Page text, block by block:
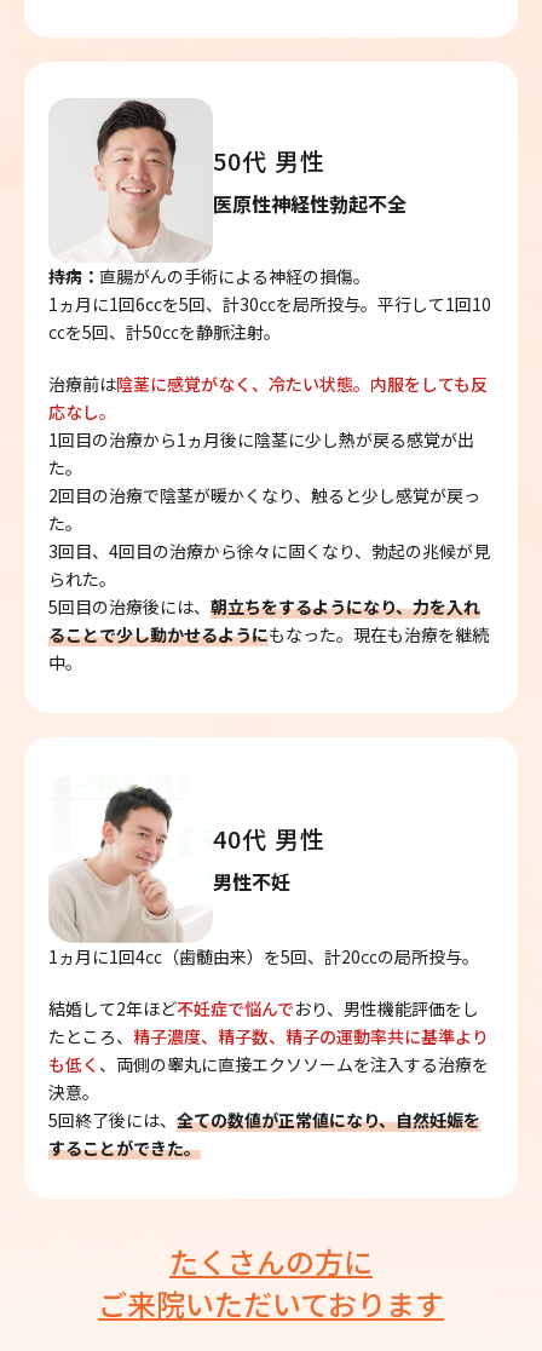
50代 男性
医原性神経性勃起不全
持病： 直腸がんの手術による神経の損傷。
1ヵ月に1回6ccを5回、計30㏄を局所投与。平行して1回10
㏄を5回、計50㏄を静脈注射。
治療前は陰茎に感覚がなく、冷たい状態。内服をしても反
応なし。
1回目の治療から1ヵ月後に陰茎に少し熱が戻る感覚が出
た。
2回目の治療で陰茎が暖かくなり、触ると少し感覚が戻っ
た。
3回目、4回目の治療から徐々に固くなり、勃起の兆候が見
られた。
5回目の治療後には、 朝立ちをするようになり、力を入れ
ることで少し動かせるようにもなった。現在も治療を継続
中。
40代 男性
男性不妊
1ヵ月に1回4㏄（歯髄由来）を5回、計20㏄の局所投与。
結婚して2年ほど不妊症で悩んでおり、男性機能評価をし
たところ、 精子濃度、精子数、精子の運動率共に基準より
も低く 、両側の睾丸に直接エクソソームを注入する治療を
決意。
5回終了後には、 全ての数値が正常値になり、自然妊娠を
することができた。
たくさんの方に
ご来院いただいております